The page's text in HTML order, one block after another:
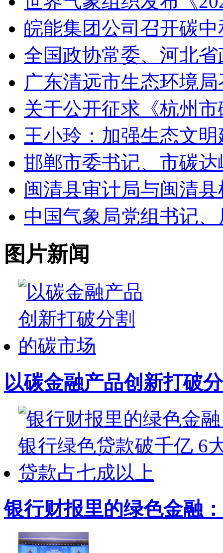
皖能集团公司召开碳
全国政协常委、河北
广东清远市生态环境
关于公开征求《杭州
王小玲：加强生态文
邯郸市委书记、市碳
闽清县审计局与闽清
中国气象局党组书记
图片新闻
以碳金融产品创新打破
银行财报里的绿色金融